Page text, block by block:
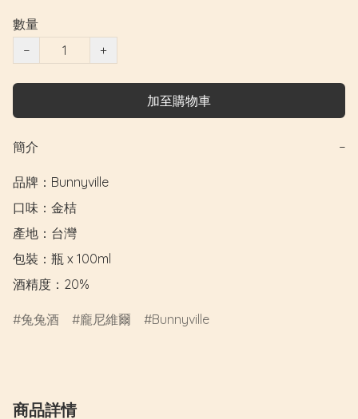
數量
−
+
加至購物車
簡介 −
品牌：Bunnyville
口味：金桔
產地：台灣
包裝：瓶 x 100ml
酒精度：20%
兔兔酒 龐尼維爾 Bunnyville
商品詳情